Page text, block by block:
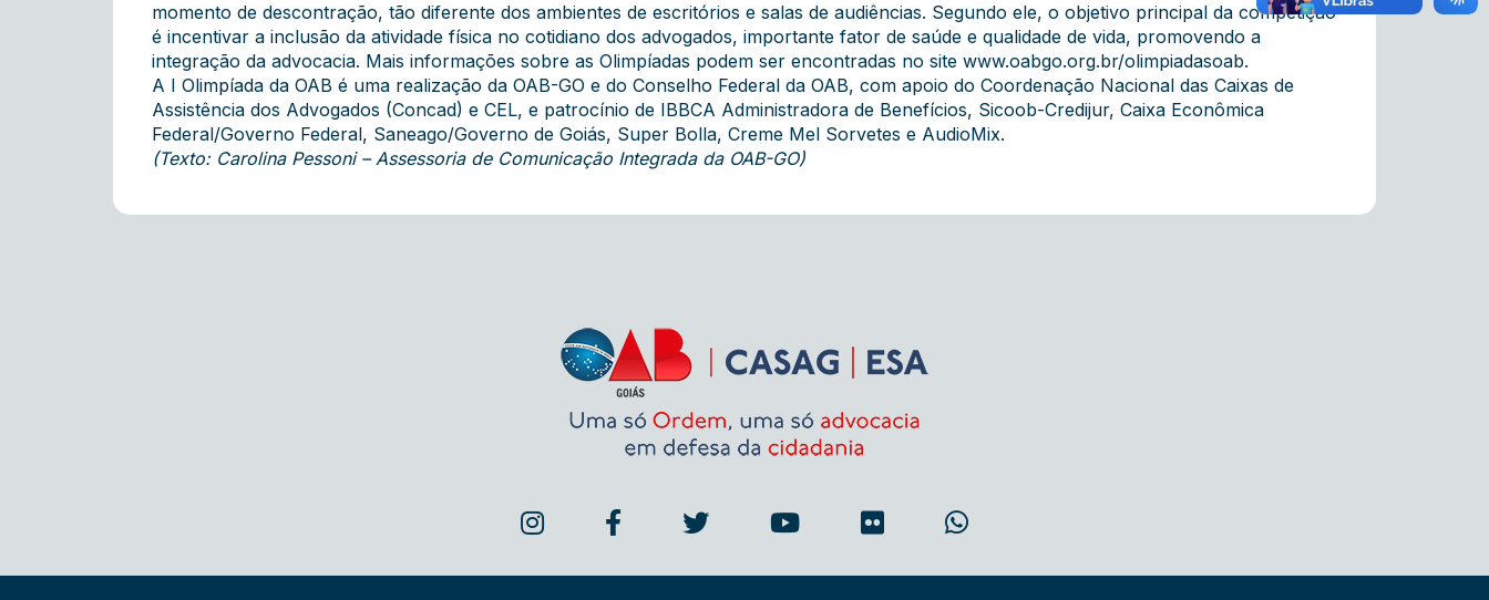
momento de descontração, tão diferente dos ambientes de escritórios e salas de audiências. Segundo ele, o objetivo principal da competição
é incentivar a inclusão da atividade física no cotidiano dos advogados, importante fator de saúde e qualidade de vida, promovendo a
integração da advocacia. Mais informações sobre as Olimpíadas podem ser encontradas no site www.oabgo.org.br/olimpiadasoab.
A I Olimpíada da OAB é uma realização da OAB-GO e do Conselho Federal da OAB, com apoio do Coordenação Nacional das Caixas de
Assistência dos Advogados (Concad) e CEL, e patrocínio de IBBCA Administradora de Benefícios, Sicoob-Credijur, Caixa Econômica
Federal/Governo Federal, Saneago/Governo de Goiás, Super Bolla, Creme Mel Sorvetes e AudioMix.
(Texto: Carolina Pessoni – Assessoria de Comunicação Integrada da OAB-GO)